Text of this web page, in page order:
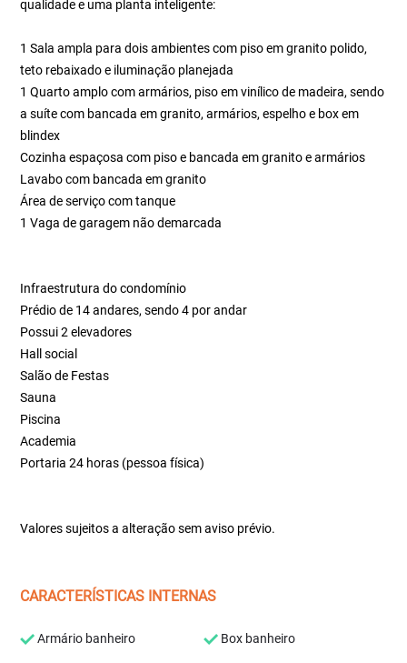
qualidade e uma planta inteligente:
1 Sala ampla para dois ambientes com piso em granito polido,
teto rebaixado e iluminação planejada
1 Quarto amplo com armários, piso em vinílico de madeira, sendo
a suíte com bancada em granito, armários, espelho e box em
blindex
Cozinha espaçosa com piso e bancada em granito e armários
Lavabo com bancada em granito
Área de serviço com tanque
1 Vaga de garagem não demarcada
Infraestrutura do condomínio
Prédio de 14 andares, sendo 4 por andar
Possui 2 elevadores
Hall social
Salão de Festas
Sauna
Piscina
Academia
Portaria 24 horas (pessoa física)
Valores sujeitos a alteração sem aviso prévio.
CARACTERÍSTICAS INTERNAS
Armário banheiro Box banheiro